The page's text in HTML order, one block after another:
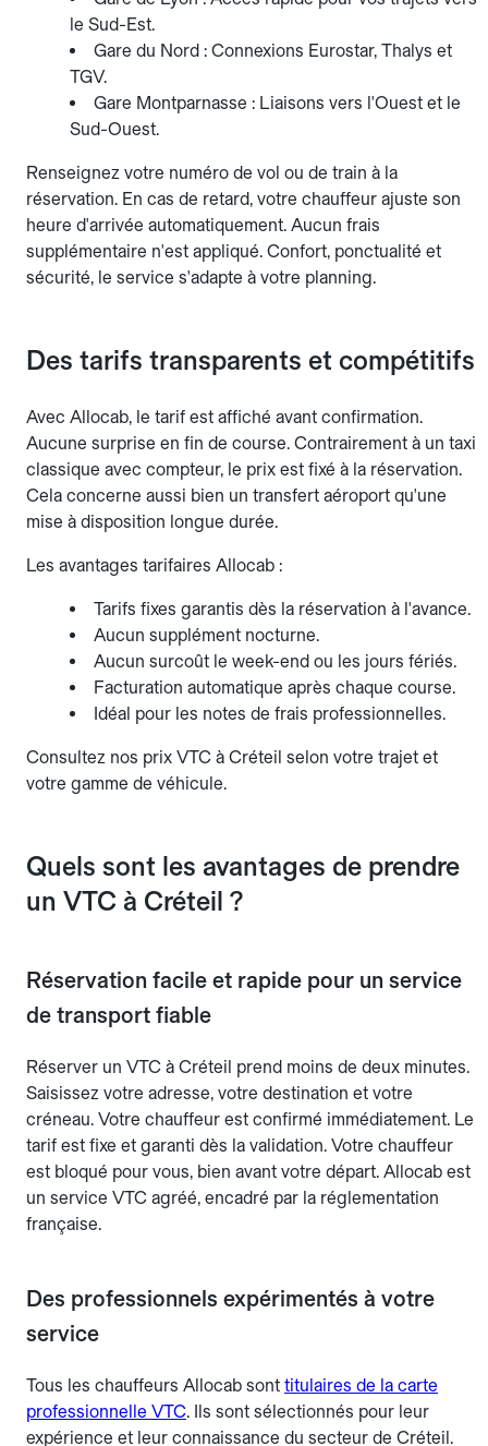
le Sud-Est.
Gare du Nord : Connexions Eurostar, Thalys et
TGV.
Gare Montparnasse : Liaisons vers l'Ouest et le
Sud-Ouest.
Renseignez votre numéro de vol ou de train à la
réservation. En cas de retard, votre chauffeur ajuste son
heure d'arrivée automatiquement. Aucun frais
supplémentaire n'est appliqué. Confort, ponctualité et
sécurité, le service s'adapte à votre planning.
Des tarifs transparents et compétitifs
Avec Allocab, le tarif est affiché avant confirmation.
Aucune surprise en fin de course. Contrairement à un taxi
classique avec compteur, le prix est fixé à la réservation.
Cela concerne aussi bien un transfert aéroport qu'une
mise à disposition longue durée.
Les avantages tarifaires Allocab :
Tarifs fixes garantis dès la réservation à l'avance.
Aucun supplément nocturne.
Aucun surcoût le week-end ou les jours fériés.
Facturation automatique après chaque course.
Idéal pour les notes de frais professionnelles.
Consultez nos prix VTC à Créteil selon votre trajet et
votre gamme de véhicule.
Quels sont les avantages de prendre
un VTC à Créteil ?
Réservation facile et rapide pour un service
de transport fiable
Réserver un VTC à Créteil prend moins de deux minutes.
Saisissez votre adresse, votre destination et votre
créneau. Votre chauffeur est confirmé immédiatement. Le
tarif est fixe et garanti dès la validation. Votre chauffeur
est bloqué pour vous, bien avant votre départ. Allocab est
un service VTC agréé, encadré par la réglementation
française.
Des professionnels expérimentés à votre
service
Tous les chauffeurs Allocab sont titulaires de la carte
professionnelle VTC. Ils sont sélectionnés pour leur
expérience et leur connaissance du secteur de Créteil.